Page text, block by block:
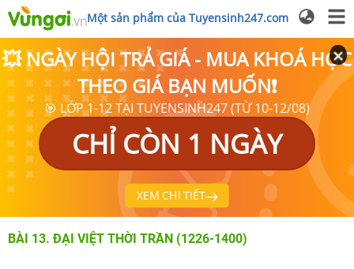
Một sản phẩm của Tuyensinh247.com
💥 NGÀY HỘI TRẢ GIÁ - MUA KHOÁ HỌC
THEO GIÁ BẠN MUỐN❗
🎯 LỚP 1-12 TẠI TUYENSINH247 (TỪ 10-12/08)
CHỈ CÒN 1 NGÀY
XEM CHI TIẾT
BÀI 13. ĐẠI VIỆT THỜI TRẦN (1226-1400)